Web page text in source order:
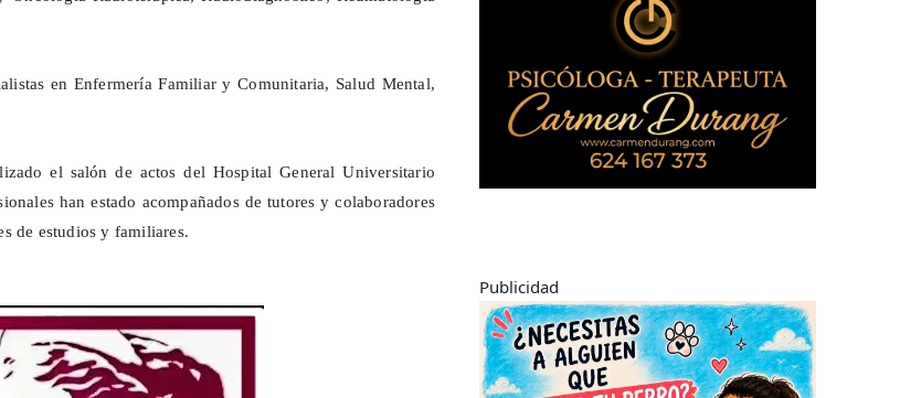
en Enfermería Familiar y Comunitaria, Salud Mental,
el salón de actos del Hospital General Universitario
han estado acompañados de tutores y colaboradores
de estudios y familiares.
Publicidad